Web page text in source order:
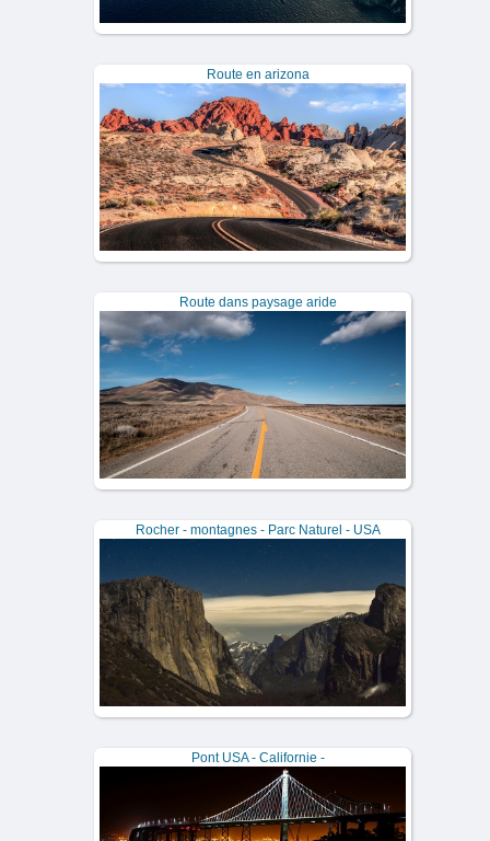
Route en arizona
Route dans paysage aride
Rocher - montagnes - Parc Naturel - USA
Pont USA - Californie -